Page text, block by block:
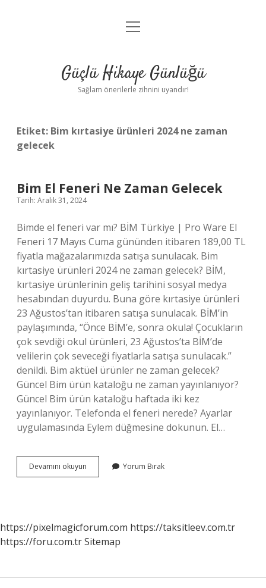
Anasayfa
Yasal Uyarı
menüyü
Güçlü Hikaye Günlüğü
Sağlam önerilerle zihnini uyandır!
Etiket: Bim kırtasiye ürünleri 2024 ne zaman
gelecek
Bim El Feneri Ne Zaman Gelecek
Tarih: Aralık 31, 2024
Bimde el feneri var mı? BİM Türkiye | Pro Ware El
Feneri 17 Mayıs Cuma gününden itibaren 189,00 TL
fiyatla mağazalarımızda satışa sunulacak. Bim
kırtasiye ürünleri 2024 ne zaman gelecek? BİM,
kırtasiye ürünlerinin geliş tarihini sosyal medya
hesabından duyurdu. Buna göre kırtasiye ürünleri
23 Ağustos’tan itibaren satışa sunulacak. BİM’in
paylaşımında, “Önce BİM’e, sonra okula! Çocukların
çok sevdiği okul ürünleri, 23 Ağustos’ta BİM’de
velilerin çok seveceği fiyatlarla satışa sunulacak.”
denildi. Bim aktüel ürünler ne zaman gelecek?
Güncel Bim ürün kataloğu ne zaman yayınlanıyor?
Güncel Bim ürün kataloğu haftada iki kez
yayınlanıyor. Telefonda el feneri nerede? Ayarlar
uygulamasında Eylem düğmesine dokunun. El…
Devamını okuyun
El
Yorum Bırak
https://pixelmagicforum.com https://taksitleev.com.tr
https://foru.com.trSitemap